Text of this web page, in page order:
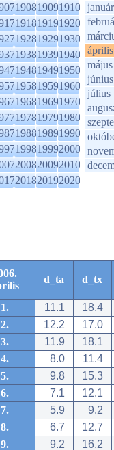
190819091910
191819191920
192819291930
193819391940
194819491950
195819591960
196819691970
197819791980
198819891990
199819992000
200820092010
201820192020
január
április
május
június
július
d_ta d_tx
1. 11.1
18.4
2.
12.2
17.0
3.
11.9
18.1
4.
8.0
11.4
5.
9.8
15.3
6.
7.1
12.1
7.
5.9
9.2
8.
6.7
12.7
9.
9.2
16.2